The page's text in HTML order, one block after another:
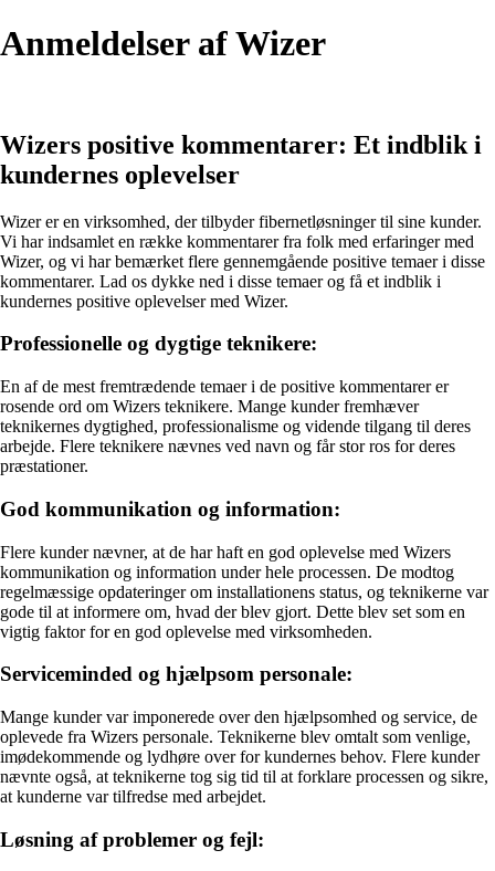
Anmeldelser af Wizer
Wizers positive kommentarer: Et indblik i
kundernes oplevelser
Wizer er en virksomhed, der tilbyder fibernetløsninger til sine kunder.
Vi har indsamlet en række kommentarer fra folk med erfaringer med
Wizer, og vi har bemærket flere gennemgående positive temaer i disse
kommentarer. Lad os dykke ned i disse temaer og få et indblik i
kundernes positive oplevelser med Wizer.
Professionelle og dygtige teknikere:
En af de mest fremtrædende temaer i de positive kommentarer er
rosende ord om Wizers teknikere. Mange kunder fremhæver
teknikernes dygtighed, professionalisme og vidende tilgang til deres
arbejde. Flere teknikere nævnes ved navn og får stor ros for deres
præstationer.
God kommunikation og information:
Flere kunder nævner, at de har haft en god oplevelse med Wizers
kommunikation og information under hele processen. De modtog
regelmæssige opdateringer om installationens status, og teknikerne var
gode til at informere om, hvad der blev gjort. Dette blev set som en
vigtig faktor for en god oplevelse med virksomheden.
Serviceminded og hjælpsom personale:
Mange kunder var imponerede over den hjælpsomhed og service, de
oplevede fra Wizers personale. Teknikerne blev omtalt som venlige,
imødekommende og lydhøre over for kundernes behov. Flere kunder
nævnte også, at teknikerne tog sig tid til at forklare processen og sikre,
at kunderne var tilfredse med arbejdet.
Løsning af problemer og fejl: